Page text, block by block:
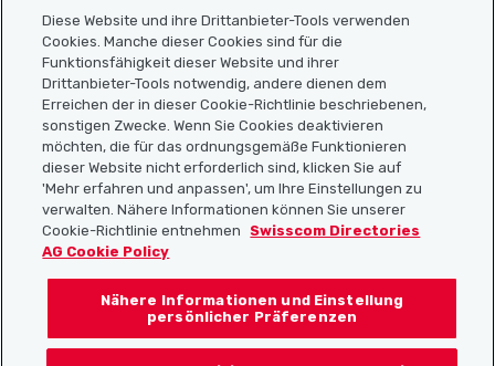
Sitemap
Nützliche Links
Localcities App herunterladen
Folgt uns auf:
Diese Website und ihre Drittanbieter-Tools verwenden
Cookies. Manche dieser Cookies sind für die
Funktionsfähigkeit dieser Website und ihrer
Drittanbieter-Tools notwendig, andere dienen dem
Erreichen der in dieser Cookie-Richtlinie beschriebenen,
sonstigen Zwecke. Wenn Sie Cookies deaktivieren
möchten, die für das ordnungsgemäße Funktionieren
dieser Website nicht erforderlich sind, klicken Sie auf
'Mehr erfahren und anpassen', um Ihre Einstellungen zu
verwalten. Nähere Informationen können Sie unserer
Cookie-Richtlinie entnehmen
Swisscom Directories
AG Cookie Policy
Nähere Informationen und Einstellung
persönlicher Präferenzen